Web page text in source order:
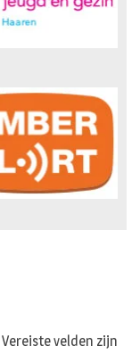
Vereiste velden zijn